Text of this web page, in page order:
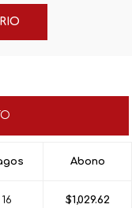
Abono
16 $1,029.62